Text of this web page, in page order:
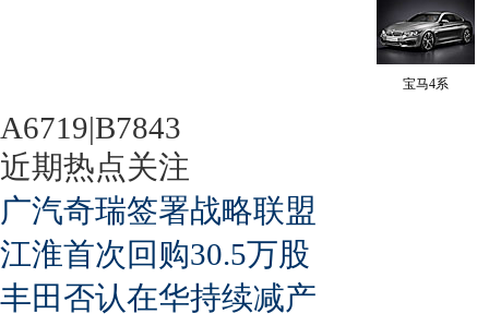
宝马4系
A6719|B7843
近期热点关注
广汽奇瑞签署战略联盟
江淮首次回购30.5万股
丰田否认在华持续减产